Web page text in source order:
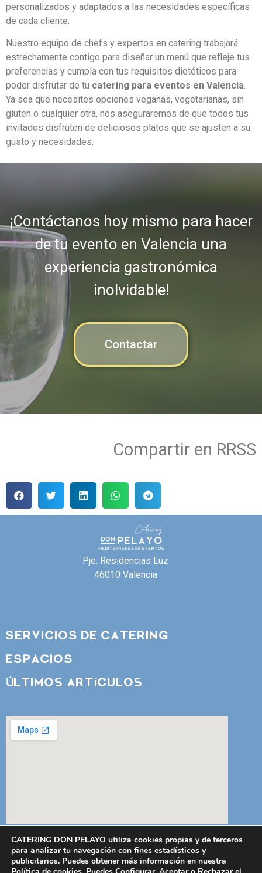
personalizados y adaptados a las necesidades específicas
de cada cliente.
Nuestro equipo de chefs y expertos en catering trabajará
estrechamente contigo para diseñar un menú que refleje tus
preferencias y cumpla con tus requisitos dietéticos para
poder disfrutar de tu catering para eventos en Valencia.
Ya sea que necesites opciones veganas, vegetarianas, sin
gluten o cualquier otra, nos aseguraremos de que todos tus
invitados disfruten de deliciosos platos que se ajusten a su
gusto y necesidades.
¡Contáctanos hoy mismo para hacer
de tu evento en Valencia una
experiencia gastronómica
inolvidable!
Contactar
Compartir en RRSS
Pje. Residencias Luz
46010 Valencia
SERVICIOS DE CATERING
ESPACIOS
Últimos artículos
CATERING DON PELAYO utiliza cookies propias y de terceros
para analizar tu navegación con fines estadísticos y
publicitarios. Puedes obtener más información en nuestra